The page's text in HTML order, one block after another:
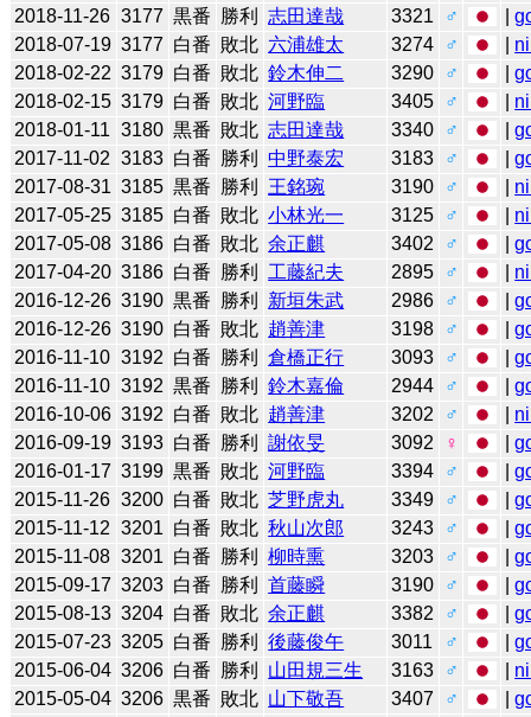
2018-11-26 3177 黒番 勝利 志田達哉 3321 ♂ |
2018-07-19 3177 白番 敗北 六浦雄太 3274 ♂
2018-02-22 3179 白番 敗北 鈴木伸二 3290 ♂ |
2018-02-15 3179 白番 敗北 河野臨 3405 ♂
2018-01-11 3180 黒番 敗北 志田達哉 3340 ♂ |
2017-11-02 3183 白番 勝利 中野泰宏 3183 ♂ |
2017-08-31 3185 黒番 勝利 王銘琬 3190 ♂
2017-05-25 3185 白番 敗北 小林光一 3125 ♂
2017-05-08 3186 白番 敗北 余正麒 3402 ♂ |
2017-04-20 3186 白番 勝利 工藤紀夫 2895 ♂
2016-12-26 3190 黒番 勝利 新垣朱武 2986 ♂ |
2016-12-26 3190 白番 敗北 趙善津 3198 ♂ |
2016-11-10 3192 白番 勝利 倉橋正行 3093 ♂ |
2016-11-10 3192 黒番 勝利 鈴木嘉倫 2944 ♂ |
2016-10-06 3192 白番 敗北 趙善津 3202 ♂
2016-09-19 3193 白番 勝利 謝依旻 3092 ♀ |
2016-01-17 3199 黒番 敗北 河野臨 3394 ♂ |
2015-11-26 3200 白番 敗北 芝野虎丸 3349 ♂ |
2015-11-12 3201 白番 敗北 秋山次郎 3243 ♂ |
2015-11-08 3201 白番 勝利 柳時熏 3203 ♂ |
2015-09-17 3203 白番 勝利 首藤瞬 3190 ♂ |
2015-08-13 3204 白番 敗北 余正麒 3382 ♂ |
2015-07-23 3205 白番 勝利 後藤俊午 3011 ♂ |
2015-06-04 3206 白番 勝利 山田規三生 3163 ♂
2015-05-04 3206 黒番 敗北 山下敬吾 3407 ♂ |